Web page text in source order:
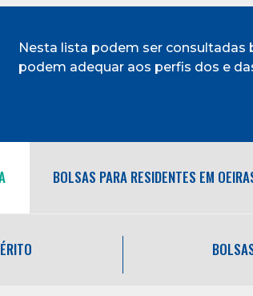
Nesta lista podem ser consultadas
podem adequar aos perfis dos e
BOLSAS PARA RESIDENTES EM